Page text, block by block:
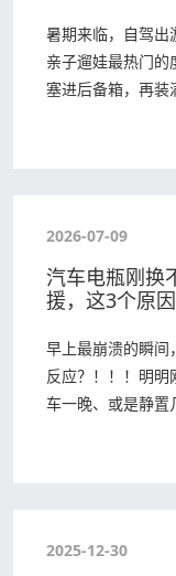
暑期来临，自驾出
亲子遛娃最热门
塞进后备箱，再装
2026-07-09
汽车电瓶刚换
援，这3个原
早上最崩溃的瞬
反应？！！！明
车一晚、或是静置
2025-12-30